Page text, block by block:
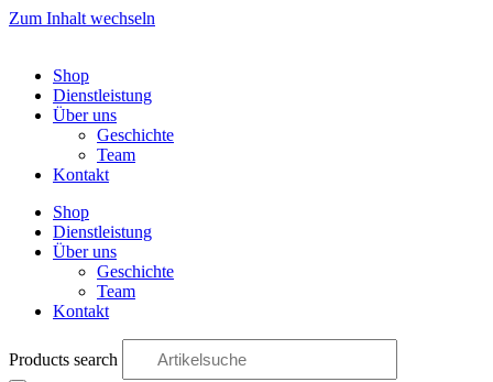
Zum Inhalt wechseln
Shop
Dienstleistung
Über uns
Geschichte
Team
Kontakt
Shop
Dienstleistung
Über uns
Geschichte
Team
Kontakt
Products search